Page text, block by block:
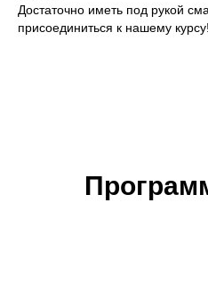
Достаточно иметь под рукой
присоединиться к нашему курсу!